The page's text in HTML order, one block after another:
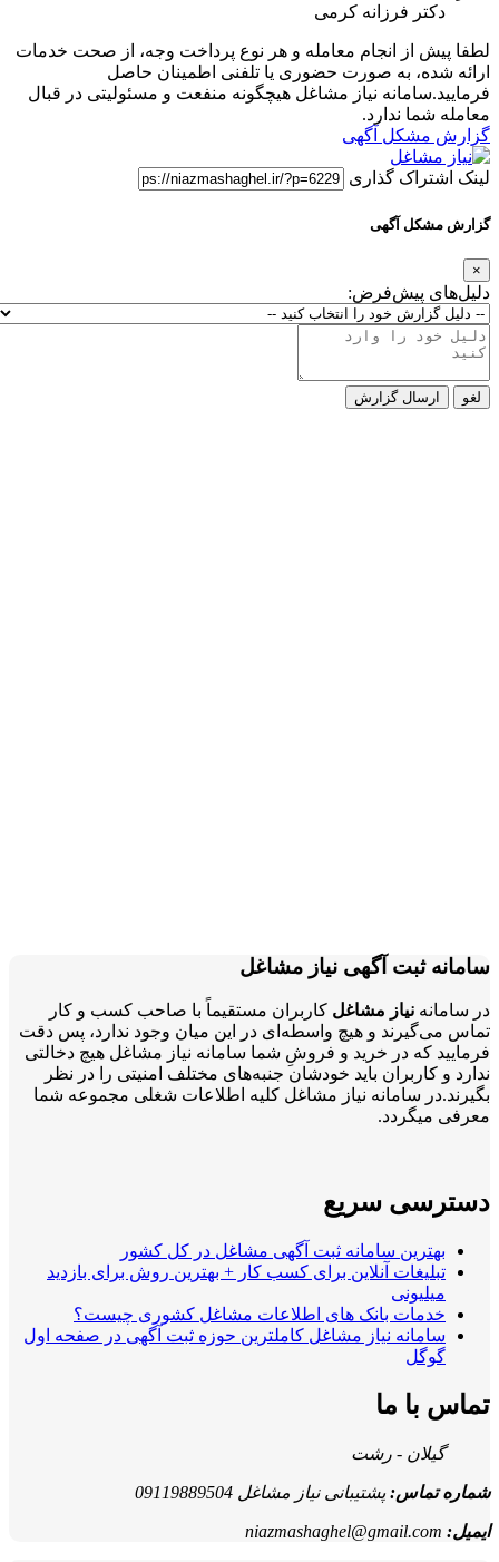
دکتر فرزانه کرمی
لطفا پیش از انجام معامله و هر نوع پرداخت وجه، از صحت خدمات
ارائه شده، به صورت حضوری یا تلفنی اطمینان حاصل
فرمایید.سامانه نیاز مشاغل هیچگونه منفعت و مسئولیتی در قبال
معامله شما ندارد.
گزارش مشکل آگهی
لینک اشتراک گذاری
گزارش مشکل آگهی
×
دلیل‌های پیش‌فرض:
لغو ارسال گزارش
سامانه ثبت آگهی نیاز مشاغل
در سامانه نیاز مشاغلکاربران مستقیماً با صاحب کسب و کار
تماس می‌گیرند و هیچ واسطه‌ای در این میان وجود ندارد، پس دقت
فرمایید که در خرید و فروشِ شما سامانه نیاز مشاغل هیچ دخالتی
ندارد و کاربران باید خودشان جنبه‌های مختلف امنیتی را در نظر
بگیرند.در سامانه نیاز مشاغل کلیه اطلاعات شغلی مجموعه شما
معرفی میگردد.
دسترسی سریع
بهترین سامانه ثبت آگهی مشاغل در کل کشور
تبلیغات آنلاین برای کسب کار + بهترین روش برای بازدید
میلیونی
خدمات بانک های اطلاعات مشاغل کشوری چیست؟
سامانه نیاز مشاغل کاملترین حوزه ثبت آگهی در صفحه اول
گوگل
تماس با ما
گیلان - رشت
شماره تماس:پشتیبانی نیاز مشاغل 09119889504
ایمیل: niazmashaghel@gmail.com